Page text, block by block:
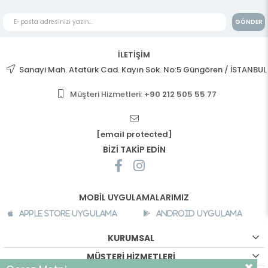
GÖNDER
İLETİŞİM
Sanayi Mah. Atatürk Cad. Kayın Sok. No:5 Güngören / İSTANBUL
Müşteri Hizmetleri: +90 212 505 55 77
[email protected]
BİZİ TAKİP EDİN
MOBİL UYGULAMALARIMIZ
Apple Store Uygulama Android Uygulama
KURUMSAL
MÜŞTERİ HİZMETLERİ